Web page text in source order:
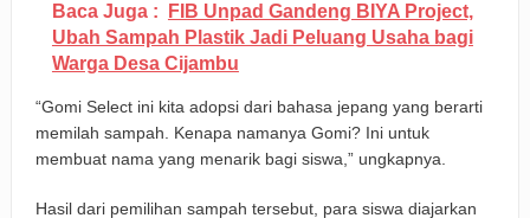
Baca Juga :
FIB Unpad Gandeng BIYA Project,
Ubah Sampah Plastik Jadi Peluang Usaha bagi
Warga Desa Cijambu
“Gomi Select ini kita adopsi dari bahasa jepang yang berarti
memilah sampah. Kenapa namanya Gomi? Ini untuk
membuat nama yang menarik bagi siswa,” ungkapnya.
Hasil dari pemilihan sampah tersebut, para siswa diajarkan